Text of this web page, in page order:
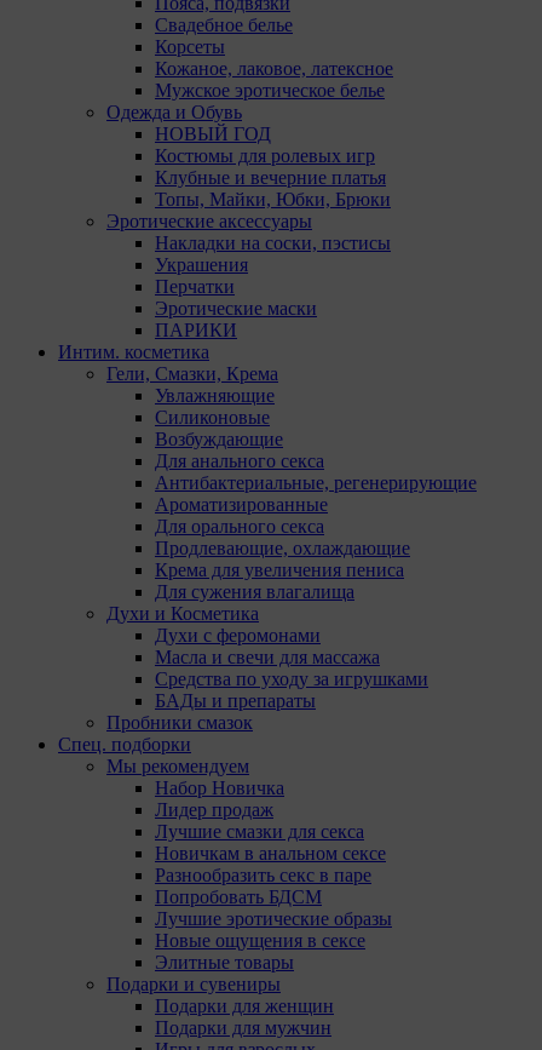
Свадебное белье
Корсеты
Кожаное, лаковое, латексное
Мужское эротическое белье
Одежда и Обувь
НОВЫЙ ГОД
Костюмы для ролевых игр
Клубные и вечерние платья
Топы, Майки, Юбки, Брюки
Эротические аксессуары
Накладки на соски, пэстисы
Украшения
Перчатки
Эротические маски
ПАРИКИ
Интим. косметика
Гели, Смазки, Крема
Увлажняющие
Силиконовые
Возбуждающие
Для анального секса
Антибактериальные, регенерирующие
Ароматизированные
Для орального секса
Продлевающие, охлаждающие
Крема для увеличения пениса
Для сужения влагалища
Духи и Косметика
Духи с феромонами
Масла и свечи для массажа
Средства по уходу за игрушками
БАДы и препараты
Пробники смазок
Спец. подборки
Мы рекомендуем
Набор Новичка
Лидер продаж
Лучшие смазки для секса
Новичкам в анальном сексе
Разнообразить секс в паре
Попробовать БДСМ
Лучшие эротические образы
Новые ощущения в сексе
Элитные товары
Подарки и сувениры
Подарки для женщин
Подарки для мужчин